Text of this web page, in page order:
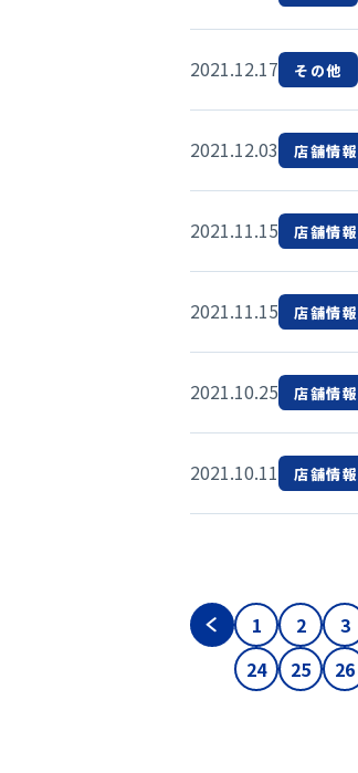
2021.12.17 その他
2021.12.03 店舗情報
2021.11.15 店舗情報
2021.11.15 店舗情報
2021.10.25 店舗情報
2021.10.11 店舗情報
1 2 3
24
25 26